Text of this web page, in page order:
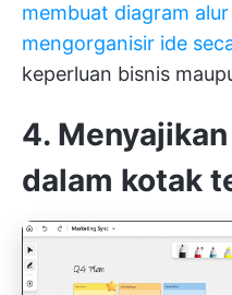
membuat diagram
mengorganisir ide
keperluan bisnis
4.
dalam kotak